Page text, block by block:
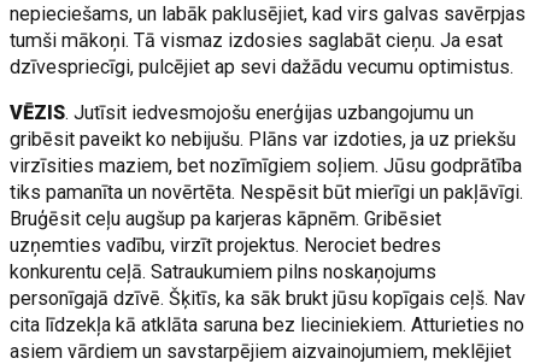
nepieciešams, un labāk paklusējiet, kad virs galvas savērpjas
tumši mākoņi. Tā vismaz izdosies saglabāt cieņu. Ja esat
dzīvespriecīgi, pulcējiet ap sevi dažādu vecumu optimistus.
VĒZIS. Jutīsit iedvesmojošu enerģijas uzbangojumu un
gribēsit paveikt ko nebijušu. Plāns var izdoties, ja uz priekšu
virzīsities maziem, bet nozīmīgiem soļiem. Jūsu godprātība
tiks pamanīta un novērtēta. Nespēsit būt mierīgi un pakļāvīgi.
Bruģēsit ceļu augšup pa karjeras kāpnēm. Gribēsiet
uzņemties vadību, virzīt projektus. Nerociet bedres
konkurentu ceļā. Satraukumiem pilns noskaņojums
personīgajā dzīvē. Šķitīs, ka sāk brukt jūsu kopīgais ceļš. Nav
cita līdzekļa kā atklāta saruna bez lieciniekiem. Atturieties no
asiem vārdiem un savstarpējiem aizvainojumiem, meklējiet